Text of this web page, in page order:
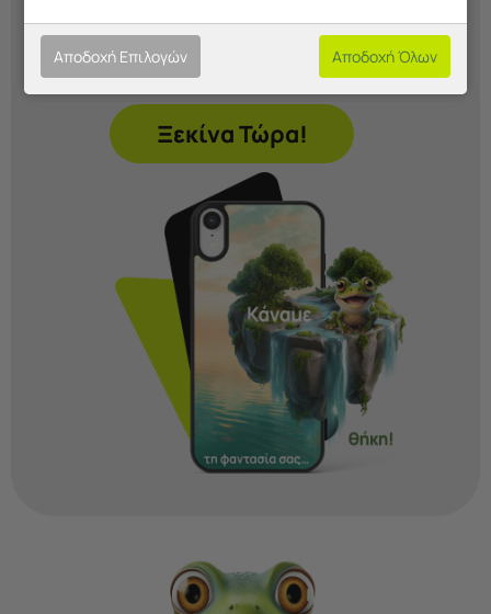
εκφράζει το στιλ σου. Εσύαποφασίζεις
εμείς την κατασκευάζουμε!
Ξεκίνα Τώρα!
Αποδοχή Επιλογών Αποδοχή Όλων